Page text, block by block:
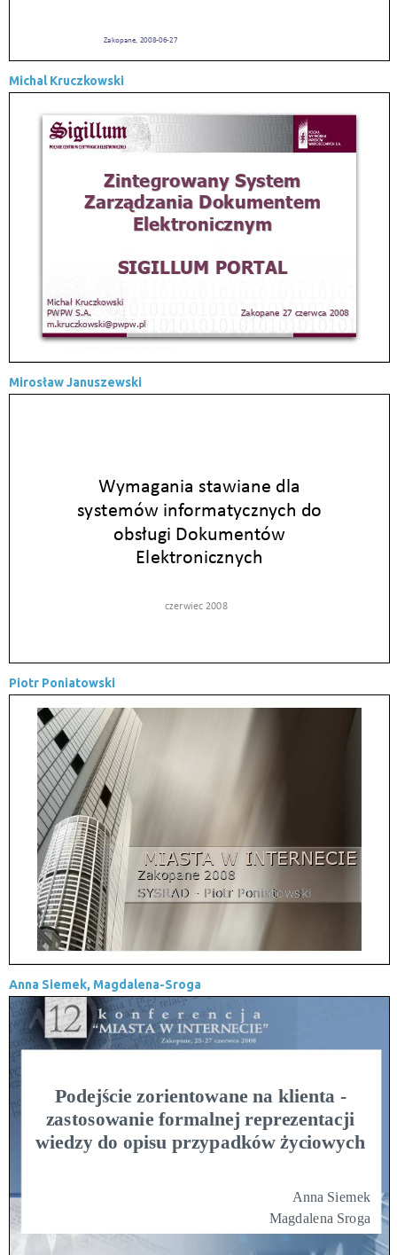
Michal Kruczkowski
Mirosław Januszewski
Piotr Poniatowski
Anna Siemek, Magdalena-Sroga